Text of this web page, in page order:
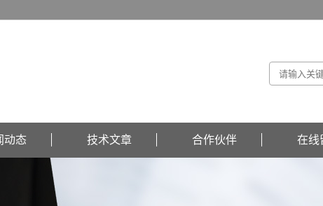
动态 技术文章 合作伙伴 在线